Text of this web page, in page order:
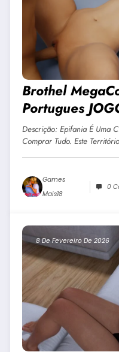
Brothel
Portugues
Android E PC
Descrição: Epifania É Uma
Comprar Tudo. Este
Games
Mais18
0
8 De Fevereiro De 2026